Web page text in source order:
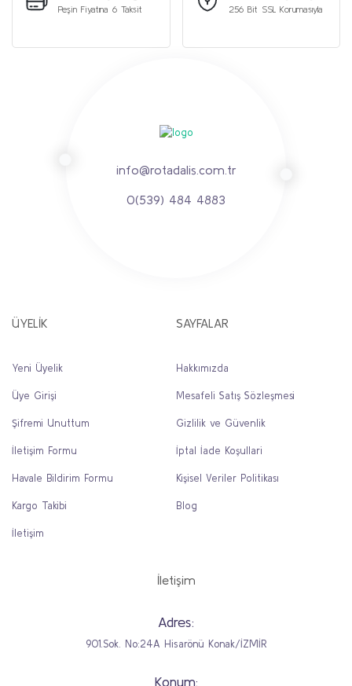
Peşin Fiyatına 6 Taksit 256 Bit SSL Korumasıyla
info@rotadalis.com.tr
0(539) 484 4883
ÜYELİK
Yeni Üyelik
Üye Girişi
Şifremi Unuttum
İletişim Formu
Havale Bildirim Formu
Kargo Takibi
İletişim
SAYFALAR
Hakkımızda
Mesafeli Satış Sözleşmesi
Gizlilik ve Güvenlik
İptal İade Koşullari
Kişisel Veriler Politikası
Blog
İletişim
Adres:
901.Sok. No:24A Hisarönü Konak/İZMİR
Konum: